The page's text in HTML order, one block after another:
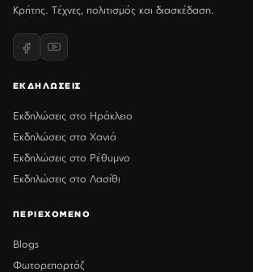
Κρήτης. Τέχνες, πολιτισμός και διασκέδαση.
ΕΚΔΗΛΩΣΕΙΣ
Εκδηλώσεις στο Ηράκλειο
Εκδηλώσεις στα Χανιά
Εκδηλώσεις στο Ρέθυμνο
Εκδηλώσεις στο Λασίθι
ΠΕΡΙΕΧΟΜΕΝΟ
Blogs
Φωτορεπορτάζ